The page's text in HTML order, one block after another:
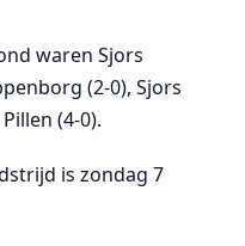
waren Sjors
(2-0), Sjors
(4-0).
is zondag 7